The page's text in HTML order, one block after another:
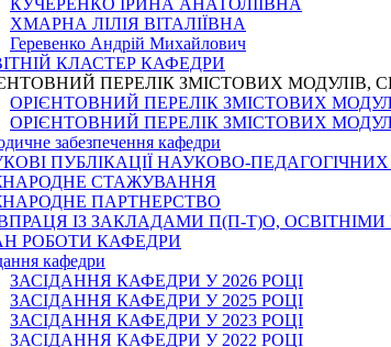
КУЧЕРЕНКО ІРИНА АНАТОЛІЇВНА
ХМАРНА ЛІЛІЯ ВІТАЛІЇВНА
Геревенко Андрій Михайлович
КЛАСТЕР КАФЕДРИ
ПЕРЕЛІК ЗМІСТОВИХ МОДУЛІВ,
ОРІЄНТОВНИЙ ПЕРЕЛІК ЗМІСТОВИХ
ОРІЄНТОВНИЙ ПЕРЕЛІК ЗМІСТОВИХ
забезпечення кафедри
ПУБЛІКАЦІЇ НАУКОВО-ПЕДАГОГІЧНИХ
СТАЖУВАННЯ
ПАРТНЕРСТВО
ІЗ ЗАКЛАДАМИ П(П-Т)О,
РОБОТИ КАФЕДРИ
кафедри
ЗАСІДАННЯ КАФЕДРИ У 2026 РОЦІ
ЗАСІДАННЯ КАФЕДРИ У 2025 РОЦІ
ЗАСІДАННЯ КАФЕДРИ У 2023 РОЦІ
ЗАСІДАННЯ КАФЕДРИ У 2022 РОЦІ